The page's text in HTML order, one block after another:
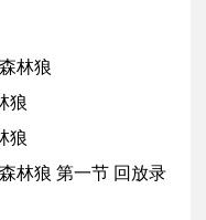
林狼
狼
狼
林狼 第一节 回放录